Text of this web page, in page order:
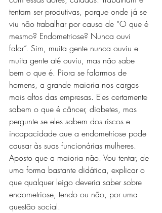
tentam ser produtivas, porque onde já se
viu não trabalhar por causa de “O que é
mesmo? Endometriose? Nunca ouvi
falar”. Sim, muita gente nunca ouviu e
muita gente até ouviu, mas não sabe
bem o que é. Piora se falarmos de
homens, a grande maioria nos cargos
mais altos das empresas. Eles certamente
sabem o que é câncer, diabetes, mas
pergunte se eles sabem dos riscos e
incapacidade que a endometriose pode
causar às suas funcionárias mulheres.
Aposto que a maioria não. Vou tentar, de
uma forma bastante didática, explicar o
que qualquer leigo deveria saber sobre
endometriose, tendo ou não, por uma
questão social.